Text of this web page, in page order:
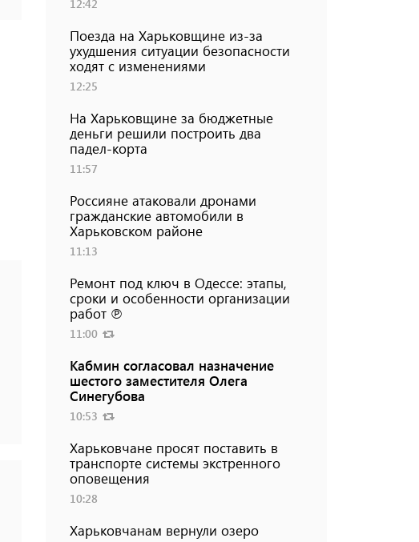
12:42
Поезда на Харьковщине из-за
ухудшения ситуации безопасности
ходят с изменениями
12:25
На Харьковщине за бюджетные
деньги решили построить два
падел-корта
11:57
Россияне атаковали дронами
гражданские автомобили в
Харьковском районе
11:13
Ремонт под ключ в Одессе: этапы,
сроки и особенности организации
работ ℗
11:00
Кабмин согласовал назначение
шестого заместителя Олега
Синегубова
10:53
Харьковчане просят поставить в
транспорте системы экстренного
оповещения
10:28
Харьковчанам вернули озеро